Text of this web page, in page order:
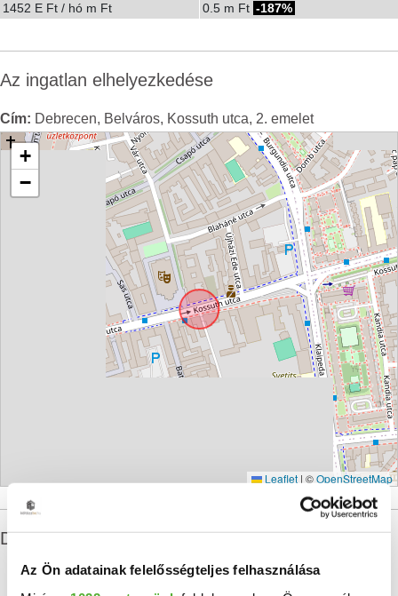
Az Ön adatainak felelősségteljes felhasználása
1452 E Ft / hó m Ft
0.5 m Ft -187%
Az ingatlan elhelyezkedése
Cím: Debrecen, Belváros, Kossuth utca, 2. emelet
+
−
Leaflet | ©OpenStreetMap
Debrecen ingatlan statisztikái